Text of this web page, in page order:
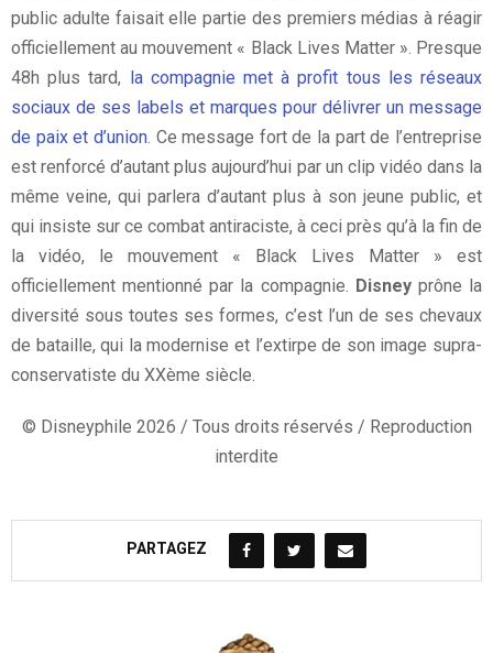
public adulte faisait elle partie des premiers médias à réagir
officiellement au mouvement « Black Lives Matter ». Presque
48h plus tard, la compagnie met à profit tous les réseaux
sociaux de ses labels et marques pour délivrer un message
de paix et d’union. Ce message fort de la part de l’entreprise
est renforcé d’autant plus aujourd’hui par un clip vidéo dans la
même veine, qui parlera d’autant plus à son jeune public, et
qui insiste sur ce combat antiraciste, à ceci près qu’à la fin de
la vidéo, le mouvement « Black Lives Matter » est
officiellement mentionné par la compagnie. Disneyprône la
diversité sous toutes ses formes, c’est l’un de ses chevaux
de bataille, qui la modernise et l’extirpe de son image supra-
conservatiste du XXème siècle.
© Disneyphile 2026 / Tous droits réservés / Reproduction
interdite
PARTAGEZ